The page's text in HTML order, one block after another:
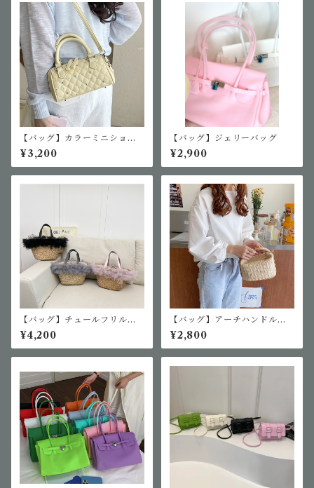
【バッグ】カラーミニショル
ダーバッグ
¥3,200
【バッグ】ジェリーバッグ
¥2,900
【バッグ】チュールフリルリ
ボンカゴバッグ
¥4,200
【バッグ】アーチハンドルミ
ニバスケットバッグ
¥2,800